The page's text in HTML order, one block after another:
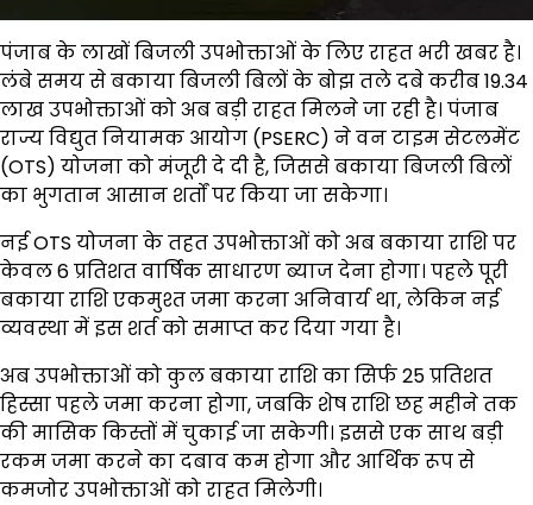
पंजाब के लाखों बिजली उपभोक्ताओं के लिए राहत भरी खबर है।
लंबे समय से बकाया बिजली बिलों के बोझ तले दबे करीब 19.34
लाख उपभोक्ताओं को अब बड़ी राहत मिलने जा रही है। पंजाब
राज्य विद्युत नियामक आयोग (PSERC) ने वन टाइम सेटलमेंट
(OTS) योजना को मंजूरी दे दी है, जिससे बकाया बिजली बिलों
का भुगतान आसान शर्तों पर किया जा सकेगा।
नई OTS योजना के तहत उपभोक्ताओं को अब बकाया राशि पर
केवल 6 प्रतिशत वार्षिक साधारण ब्याज देना होगा। पहले पूरी
बकाया राशि एकमुश्त जमा करना अनिवार्य था, लेकिन नई
व्यवस्था में इस शर्त को समाप्त कर दिया गया है।
अब उपभोक्ताओं को कुल बकाया राशि का सिर्फ 25 प्रतिशत
हिस्सा पहले जमा करना होगा, जबकि शेष राशि छह महीने तक
की मासिक किस्तों में चुकाई जा सकेगी। इससे एक साथ बड़ी
रकम जमा करने का दबाव कम होगा और आर्थिक रूप से
कमजोर उपभोक्ताओं को राहत मिलेगी।